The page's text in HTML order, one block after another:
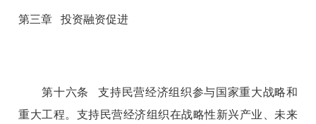
第三章 投资融资促进
第十六条 支持民营经济组织参与国家重大战略和
重大工程。支持民营经济组织在战略性新兴产业、未来